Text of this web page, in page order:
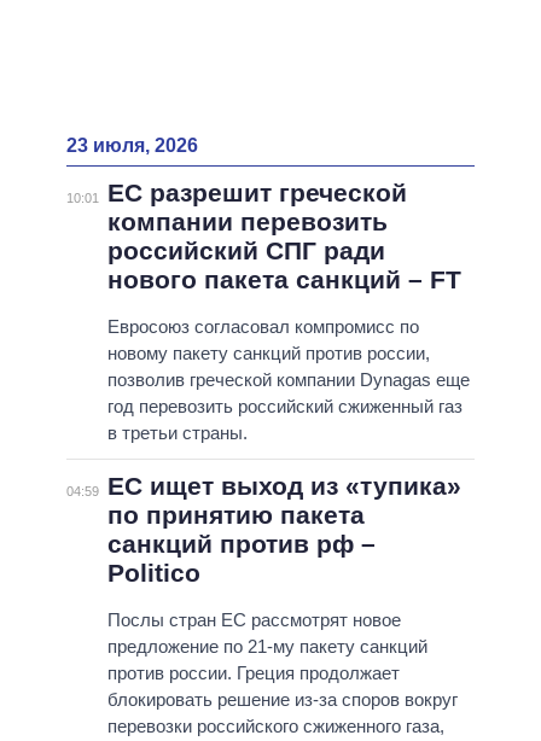
23 июля, 2026
10:01
ЕС разрешит греческой
компании перевозить
российский СПГ ради
нового пакета санкций – FT
Евросоюз согласовал компромисс по
новому пакету санкций против россии,
позволив греческой компании Dynagas еще
год перевозить российский сжиженный газ
в третьи страны.
04:59
ЕС ищет выход из «тупика»
по принятию пакета
санкций против рф –
Politico
Послы стран ЕС рассмотрят новое
предложение по 21-му пакету санкций
против россии. Греция продолжает
блокировать решение из-за споров вокруг
перевозки российского сжиженного газа,